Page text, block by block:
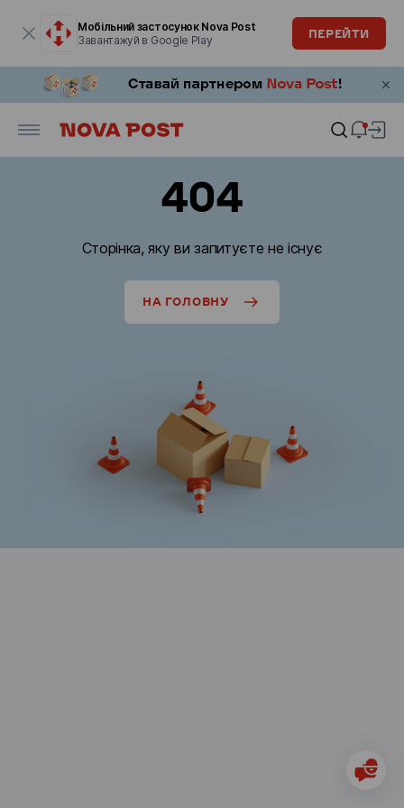
Мобільний застосунок Nova Post
Завантажуй в Google Play
ПЕРЕЙТИ
404
Сторінка, яку ви запитуєте не існує
НА ГОЛОВНУ